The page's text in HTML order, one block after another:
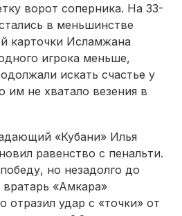
ворот соперника. На 33-
в меньшинстве
карточки Исламжана
игрока меньше,
искать счастье у
им не хватало везения в
«Кубани» Илья
равенство с пенальти.
но незадолго до
вратарь «Амкара»
отразил удар с «точки» от